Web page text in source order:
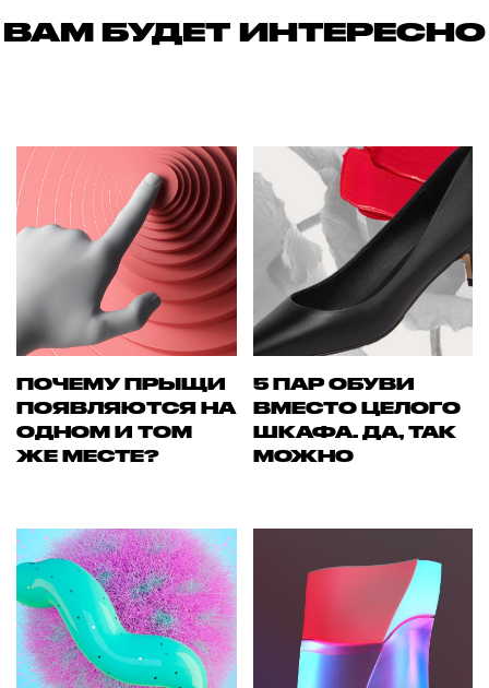
ВАМ БУДЕТ ИНТЕРЕСНО
ПОЧЕМУ ПРЫЩИ
ПОЯВЛЯЮТСЯ НА
ОДНОМ И ТОМ
ЖЕ МЕСТЕ?
5 ПАР ОБУВИ
ВМЕСТО ЦЕЛОГО
ШКАФА. ДА, ТАК
МОЖНО